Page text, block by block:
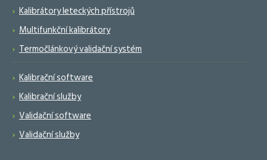
Kalibrátory leteckých přístrojů
Multifunkční kalibrátory
Termočlánkový validační systém
Kalibrační software
Kalibrační služby
Validační software
Validační služby